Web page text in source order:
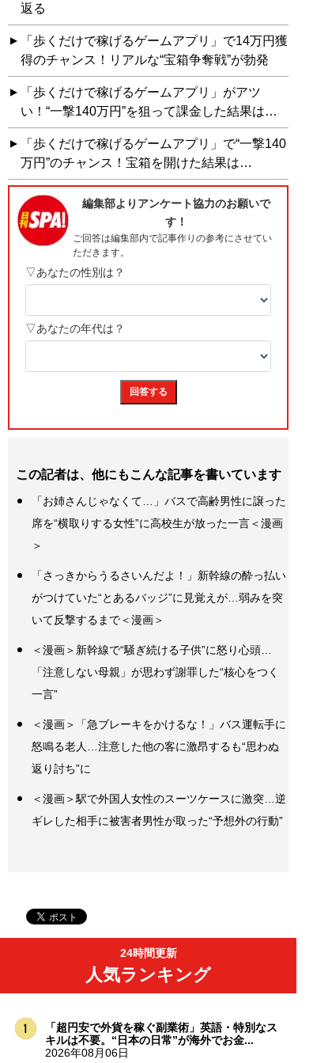
返る
「歩くだけで稼げるゲームアプリ」で14万円獲
得のチャンス！リアルな“宝箱争奪戦”が勃発
「歩くだけで稼げるゲームアプリ」がアツ
い！“一撃140万円”を狙って課金した結果は…
「歩くだけで稼げるゲームアプリ」で“一撃140
万円”のチャンス！宝箱を開けた結果は…
この記者は、他にもこんな記事を書いています
「お姉さんじゃなくて…」バスで高齢男性に譲った
席を“横取りする女性”に高校生が放った一言＜漫画
＞
「さっきからうるさいんだよ！」新幹線の酔っ払い
がつけていた“とあるバッジ”に見覚えが…弱みを突
いて反撃するまで＜漫画＞
＜漫画＞新幹線で“騒ぎ続ける子供”に怒り心頭…
「注意しない母親」が思わず謝罪した“核心をつく
一言”
＜漫画＞「急ブレーキをかけるな！」バス運転手に
怒鳴る老人…注意した他の客に激昂するも“思わぬ
返り討ち”に
＜漫画＞駅で外国人女性のスーツケースに激突…逆
ギレした相手に被害者男性が取った“予想外の行動”
24時間更新
人気ランキング
「超円安で外貨を稼ぐ副業術」英語・特別なス
キルは不要。“日本の日常”が海外でお金...
2026年08月06日